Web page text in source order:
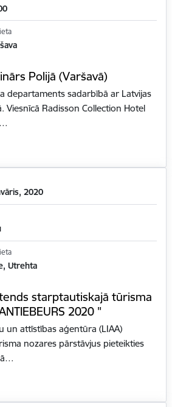
Polijā (Varšavā)
departaments sadarbībā ar Latvijas
Viesnīcā Radisson Collection Hotel
2020
Utrehta
starptautiskajā tūrisma
2020 "
un attīstības aģentūra (LIAA)
nozares pārstāvjus pieteikties